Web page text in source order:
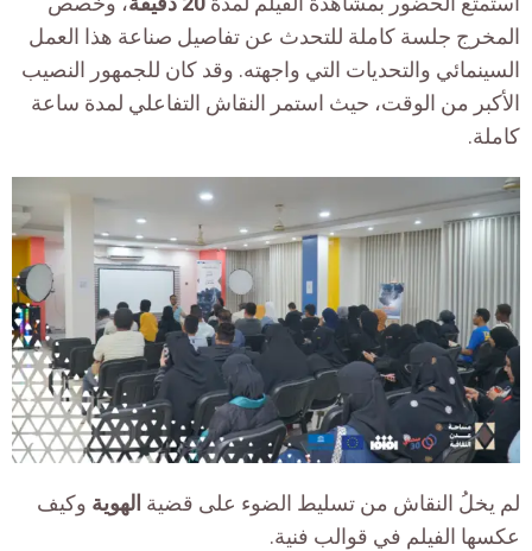
المخرج جلسة كاملة للتحدث عن تفاصيل صناعة هذا العمل
السينمائي والتحديات التي واجهته. وقد كان للجمهور النصيب
الأكبر من الوقت، حيث استمر النقاش التفاعلي لمدة ساعة
كاملة.
لم يخلُ النقاش من تسليط الضوء على قضية الهوية وكيف
عكسها الفيلم في قوالب فنية.